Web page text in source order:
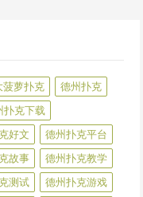
菠萝扑克
德州扑克
扑克下载
好文
德州扑克平台
故事
德州扑克教学
测试
德州扑克游戏